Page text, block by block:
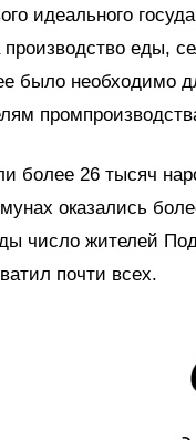
идеального
производство еды,
было необходимо
более 26 тысяч
оказались
число жителей
почти всех.